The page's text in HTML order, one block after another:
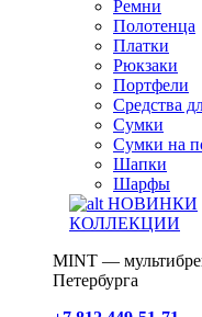
Ремни
Полотенца
Платки
Рюкзаки
Портфели
Средства
Сумки
Сумки на
Шапки
Шарфы
НОВИНКИ
КОЛЛЕКЦИИ
MINT —
Петербурга